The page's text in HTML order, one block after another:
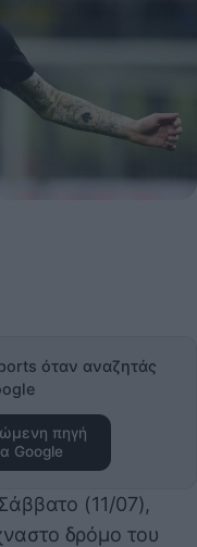
όταν αναζητάς
πηγή
Google
(11/07),
δρόμο του